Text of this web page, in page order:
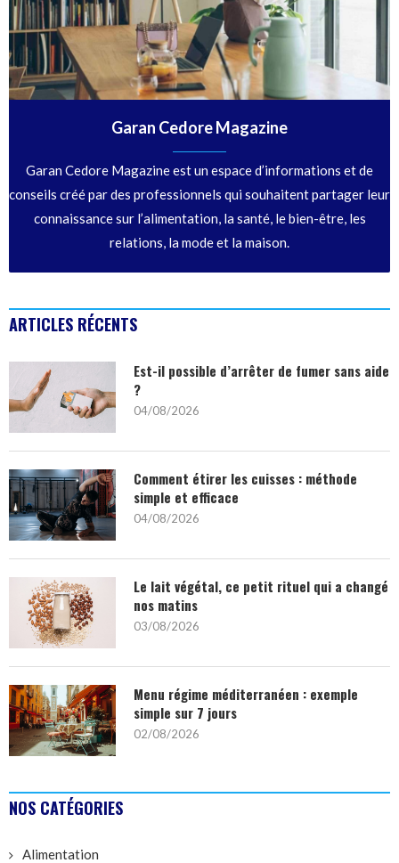
Garan Cedore Magazine
Garan Cedore Magazine est un espace d’informations et de
conseils créé par des professionnels qui souhaitent partager leur
connaissance sur l’alimentation, la santé, le bien-être, les
relations, la mode et la maison.
ARTICLES RÉCENTS
Est-il possible d’arrêter de fumer sans aide
?
04/08/2026
Comment étirer les cuisses : méthode
simple et efficace
04/08/2026
Le lait végétal, ce petit rituel qui a changé
nos matins
03/08/2026
Menu régime méditerranéen : exemple
simple sur 7 jours
02/08/2026
NOS CATÉGORIES
Alimentation